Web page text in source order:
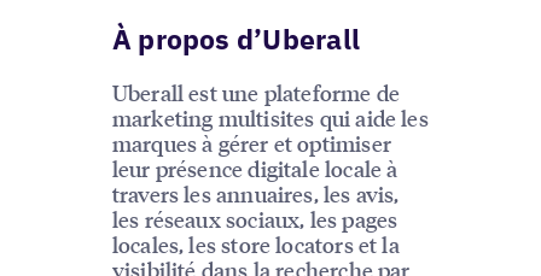
À propos d’Uberall
Uberall est une plateforme de
marketing multisites qui aide les
marques à gérer et optimiser
leur présence digitale locale à
travers les annuaires, les avis,
les réseaux sociaux, les pages
locales, les store locators et la
visibilité dans la recherche par